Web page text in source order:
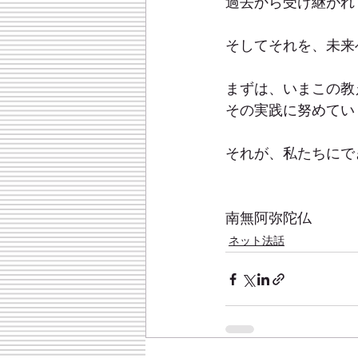
そしてそれを、未
まずは、いまこの
その実践に努めて
それが、私たちに
南無阿弥陀仏
ネット法話